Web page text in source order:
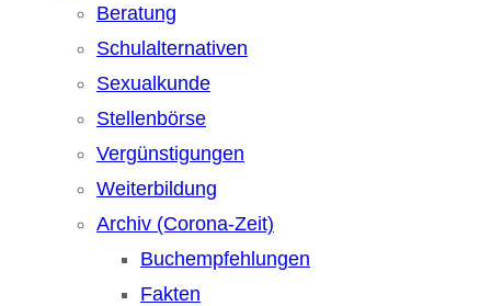
Beratung
Schulalternativen
Sexualkunde
Stellenbörse
Vergünstigungen
Weiterbildung
Archiv (Corona-Zeit)
Buchempfehlungen
Fakten